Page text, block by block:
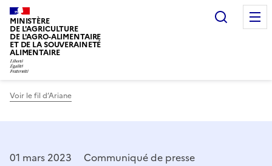
MINISTÈRE
DE L'AGRICULTURE
DE L'AGRO-ALIMENTAIRE
ET DE LA SOUVERAINETÉ
ALIMENTAIRE
Voir le fil d’Ariane
01 mars 2023 Communiqué de presse